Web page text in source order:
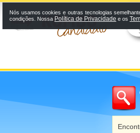
Nós usamos cookies e outras tecnologias
condições. Nossa Política de Privacidade e os